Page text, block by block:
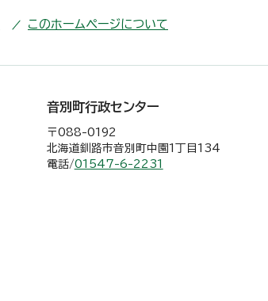
このホームページについて
音別町行政センター
〒088-0192
北海道釧路市音別町中園1丁目134
電話/01547-6-2231